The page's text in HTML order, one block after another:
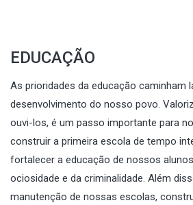
EDUCAÇÃO
As prioridades da educação caminham
desenvolvimento do nosso povo.
ouvi-los, é um passo importante para
construir a primeira escola de tempo
fortalecer a educação de nossos
ociosidade e da criminalidade. Além
manutenção de nossas escolas,